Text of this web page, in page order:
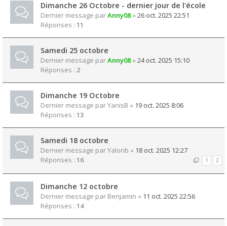
Dimanche 26 Octobre - dernier jour de l'école
Dernier message parAnny08« 26 oct. 2025 22:51
Réponses : 11
Samedi 25 octobre
Dernier message parAnny08« 24 oct. 2025 15:10
Réponses : 2
Dimanche 19 Octobre
Dernier message parYanisB « 19 oct. 2025 8:06
Réponses : 13
Samedi 18 octobre
Dernier message parYalonb « 18 oct. 2025 12:27
Réponses : 16 1 2
Dimanche 12 octobre
Dernier message par Benjamin « 11 oct. 2025 22:56
Réponses : 14